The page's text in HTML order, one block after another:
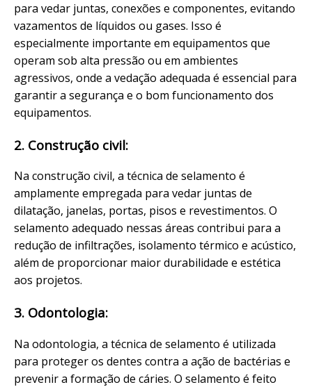
para vedar juntas, conexões e componentes, evitando
vazamentos de líquidos ou gases. Isso é
especialmente importante em equipamentos que
operam sob alta pressão ou em ambientes
agressivos, onde a vedação adequada é essencial para
garantir a segurança e o bom funcionamento dos
equipamentos.
2. Construção civil:
Na construção civil, a técnica de selamento é
amplamente empregada para vedar juntas de
dilatação, janelas, portas, pisos e revestimentos. O
selamento adequado nessas áreas contribui para a
redução de infiltrações, isolamento térmico e acústico,
além de proporcionar maior durabilidade e estética
aos projetos.
3. Odontologia:
Na odontologia, a técnica de selamento é utilizada
para proteger os dentes contra a ação de bactérias e
prevenir a formação de cáries. O selamento é feito